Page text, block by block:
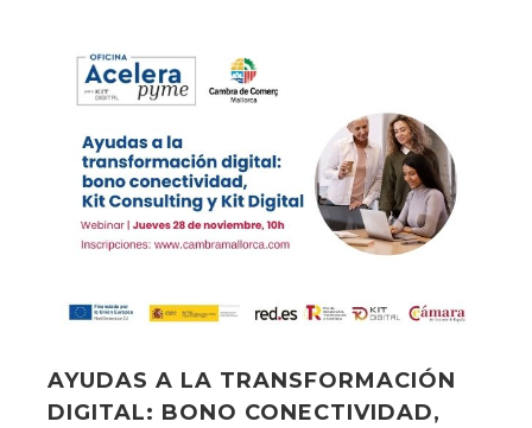
AYUDAS A LA TRANSFORMACIÓN
DIGITAL: BONO CONECTIVIDAD,